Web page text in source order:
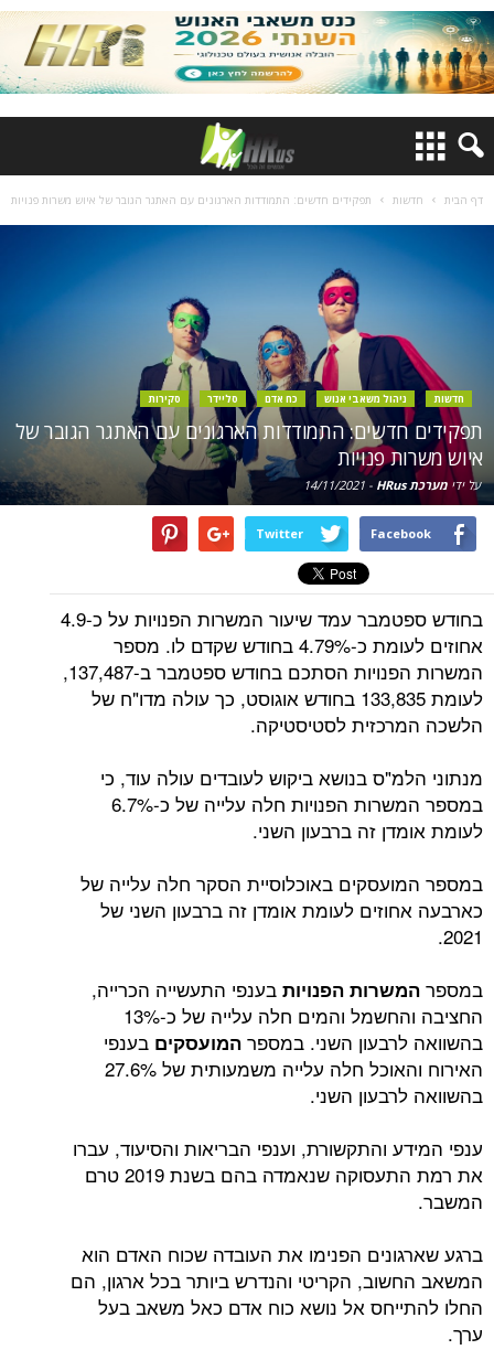
דף הבית חדשות תפקידים חדשים: התמודדות הארגונים עם האתגר הגובר של איוש משרות פנויות
חדשות ניהול משאבי אנוש כח אדם סליידר סקירות
תפקידים חדשים: התמודדות הארגונים עם האתגר הגובר של
איוש משרות פנויות
על ידי מערכת HRus -
14/11/2021
Facebook
Twitter
בחודש ספטמבר עמד שיעור המשרות הפנויות על כ-4.9
אחוזים לעומת כ-4.79% בחודש שקדם לו. מספר
המשרות הפנויות הסתכם בחודש ספטמבר ב-137,487,
לעומת 133,835 בחודש אוגוסט, כך עולה מדו"ח של
הלשכה המרכזית לסטיסטיקה.
מנתוני הלמ"ס בנושא ביקוש לעובדים עולה עוד, כי
במספר המשרות הפנויות חלה עלייה של כ-6.7%
לעומת אומדן זה ברבעון השני.
במספר המועסקים באוכלוסיית הסקר חלה עלייה של
כארבעה אחוזים לעומת אומדן זה ברבעון השני של
2021.
במספר המשרות הפנויות בענפי התעשייה הכרייה,
החציבה והחשמל והמים חלה עלייה של כ-13%
בהשוואה לרבעון השני. במספר המועסקים בענפי
האירוח והאוכל חלה עלייה משמעותית של 27.6%
בהשוואה לרבעון השני.
ענפי המידע והתקשורת, וענפי הבריאות והסיעוד, עברו
את רמת התעסוקה שנאמדה בהם בשנת 2019 טרם
המשבר.
ברגע שארגונים הפנימו את העובדה שכוח האדם הוא
המשאב החשוב, הקריטי והנדרש ביותר בכל ארגון, הם
החלו להתייחס אל נושא כוח אדם כאל משאב בעל
ערך.